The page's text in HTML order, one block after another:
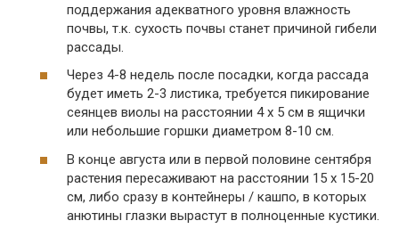
поддержания адекватного уровня влажность
почвы, т.к. сухость почвы станет причиной гибели
рассады.
Через 4-8 недель после посадки, когда рассада
будет иметь 2-3 листика, требуется пикирование
сеянцев виолы на расстоянии 4 х 5 см в ящички
или небольшие горшки диаметром 8-10 см.
В конце августа или в первой половине сентября
растения пересаживают на расстоянии 15 х 15-20
см, либо сразу в контейнеры / кашпо, в которых
анютины глазки вырастут в полноценные кустики.